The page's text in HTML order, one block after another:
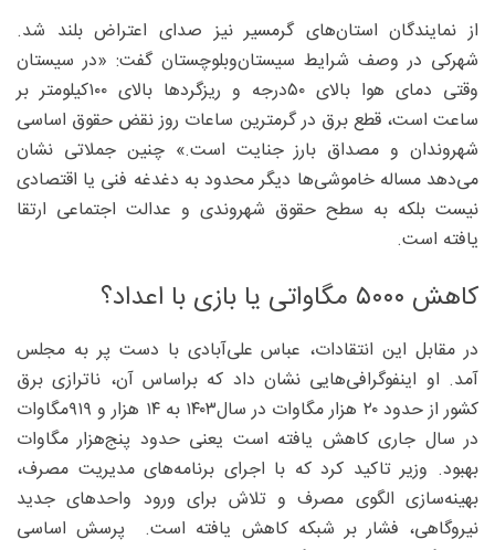
از نمایندگان استان‌های گرمسیر نیز صدای اعتراض بلند شد.
شهرکی در وصف شرایط سیستان‌و‌بلوچستان گفت: «در سیستان
وقتی دمای هوا بالای ۵۰درجه و ریزگردها بالای ۱۰۰کیلومتر بر
ساعت است، قطع برق در گرمترین ساعات روز نقض حقوق اساسی
شهروندان و مصداق بارز جنایت است.» چنین جملاتی نشان
می‌دهد مساله خاموشی‌ها دیگر محدود به دغدغه فنی یا اقتصادی
نیست بلکه به سطح حقوق شهروندی و عدالت اجتماعی ارتقا
یافته است.
کاهش ۵۰۰۰ مگاواتی یا بازی با اعداد؟
در مقابل این انتقادات، عباس علی‌آبادی با دست پر به مجلس
آمد. او اینفوگرافی‌هایی نشان داد که براساس آن، ناترازی برق
کشور از حدود ۲۰ ‌هزار مگاوات در سال۱۴۰۳ به ۱۴ هزار و ۹۱۹‌مگاوات
در سال جاری کاهش یافته است یعنی حدود پنج‌هزار مگاوات
بهبود. وزیر تاکید کرد که با اجرای برنامه‌های مدیریت مصرف،
بهینه‌سازی الگوی مصرف و تلاش برای ورود واحدهای جدید
نیروگاهی، فشار بر شبکه کاهش یافته است. پرسش اساسی